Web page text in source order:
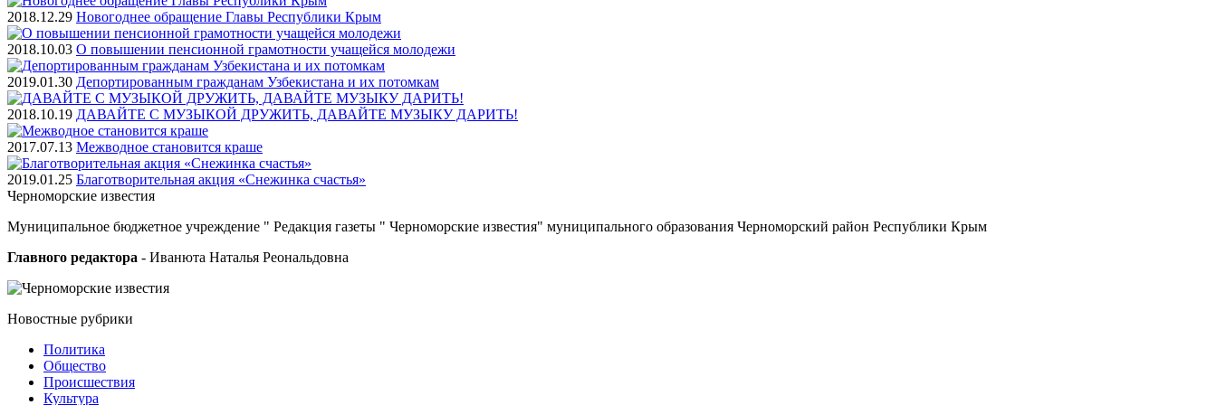
2018.12.29 Новогоднее обращение Главы Республики Крым
2018.10.03 О повышении пенсионной грамотности учащейся молодежи
2019.01.30 Депортированным гражданам Узбекистана и их потомкам
2018.10.19 ДАВАЙТЕ С МУЗЫКОЙ ДРУЖИТЬ, ДАВАЙТЕ МУЗЫКУ ДАРИТЬ!
2017.07.13 Межводное становится краше
2019.01.25 Благотворительная акция «Снежинка счастья»
Черноморские известия
Муниципальное бюджетное учреждение " Редакция газеты " Черноморские известия" муниципального образования Черноморский район Республики Крым
Главного редактора - Иванюта Наталья Реональдовна
Новостные рубрики
Политика
Общество
Проиcшествия
Культура